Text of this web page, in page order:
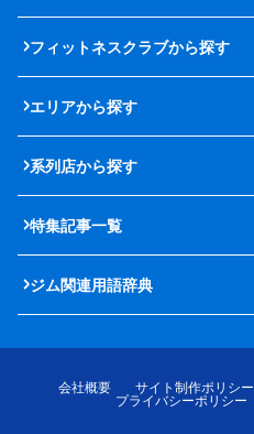
フィットネスクラブから探す
エリアから探す
系列店から探す
特集記事一覧
ジム関連用語辞典
会社概要 サイト制作ポリシー
プライバシーポリシー